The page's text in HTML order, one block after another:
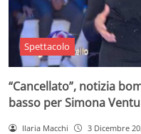
Spettacolo
“Cancellato”, notizia
basso per Simona
Ilaria Macchi 3 Dicembre